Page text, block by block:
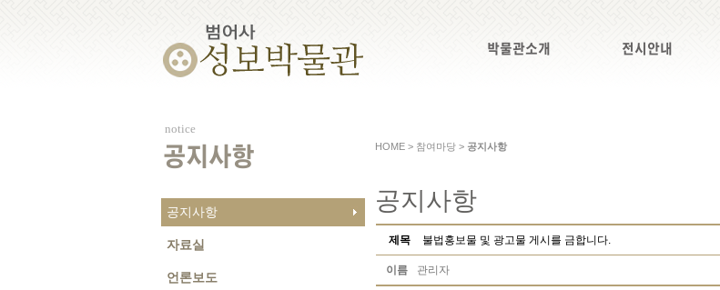
박물관소개 전시안내
notice
공지사항
공지사항
자료실
언론보도
HOME > 참여마당 > 공지사항
공지사항
제목 불법홍보물 및 광고물 게시를 금합니다.
이름 관리자